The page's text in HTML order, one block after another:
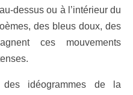
dessus ou à l’intérieur du
des bleus doux, des
ces mouvements
des idéogrammes de la